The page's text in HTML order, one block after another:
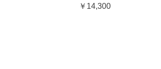
￥14,300